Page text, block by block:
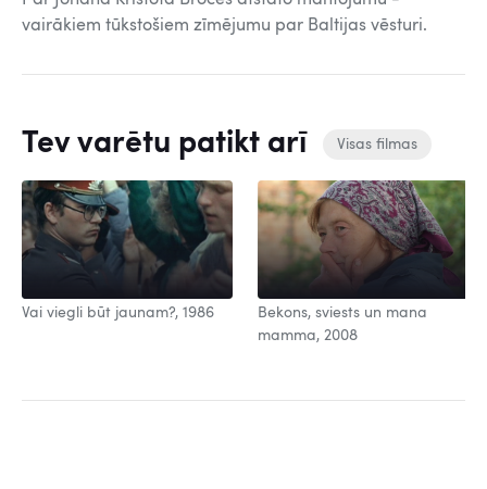
vairākiem tūkstošiem zīmējumu par Baltijas vēsturi.
Tev varētu patikt arī Visas filmas
Vai viegli būt jaunam?, 1986
Bekons, sviests un mana
mamma, 2008